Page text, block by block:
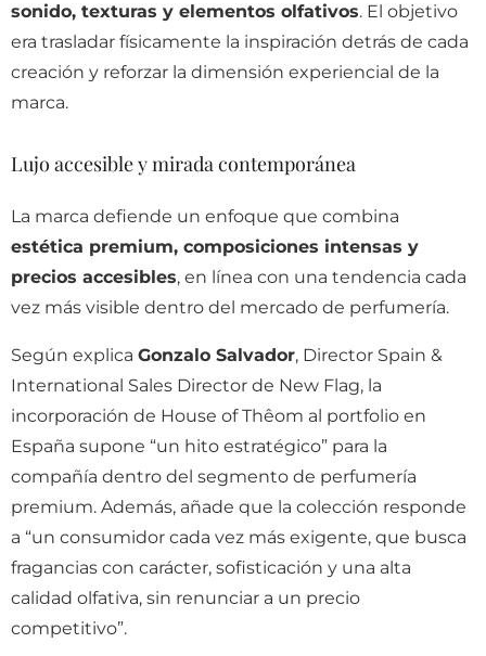
sonido, texturas y elementos olfativos. El objetivo
era trasladar físicamente la inspiración detrás de cada
creación y reforzar la dimensión experiencial de la
marca.
Lujo accesible y mirada contemporánea
La marca defiende un enfoque que combina
estética premium, composiciones intensas y
precios accesibles, en línea con una tendencia cada
vez más visible dentro del mercado de perfumería.
Según explica Gonzalo Salvador, Director Spain &
International Sales Director de New Flag, la
incorporación de House of Thêom al portfolio en
España supone “un hito estratégico” para la
compañía dentro del segmento de perfumería
premium. Además, añade que la colección responde
a “un consumidor cada vez más exigente, que busca
fragancias con carácter, sofisticación y una alta
calidad olfativa, sin renunciar a un precio
competitivo”.